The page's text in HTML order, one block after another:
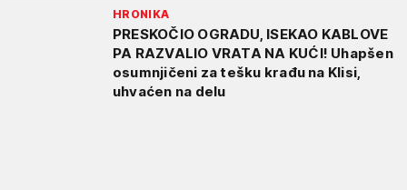
HRONIKA
PRESKOČIO OGRADU, ISEKAO KABLOVE
PA RAZVALIO VRATA NA KUĆI! Uhapšen
osumnjičeni za tešku krađu na Klisi,
uhvaćen na delu